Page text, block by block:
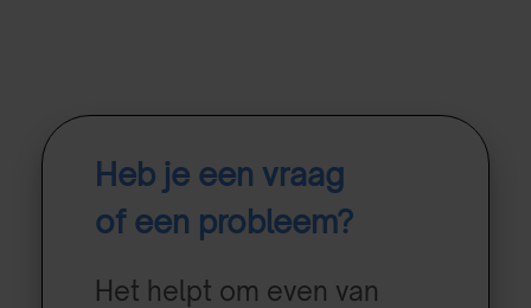
Heb je een vraag
of een probleem?
Het helpt om even van